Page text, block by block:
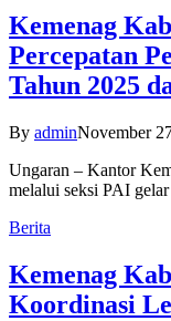
Kemenag
Percepatan
Tahun 2025
By adminNovember
Ungaran – Kantor
melalui seksi PAI
Berita
Kemenag
Koordinasi